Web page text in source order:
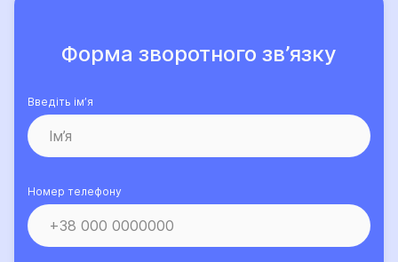
Форма зворотного зв’язку
Введіть ім’я
Номер телефону